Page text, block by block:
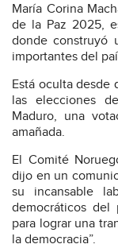
María Corina
de la Paz 2025,
donde construyó
importantes del
Está oculta desde
las elecciones
Maduro, una
amañada.
El Comité
dijo en un
su incansable
democráticos
para lograr una
la democracia”.